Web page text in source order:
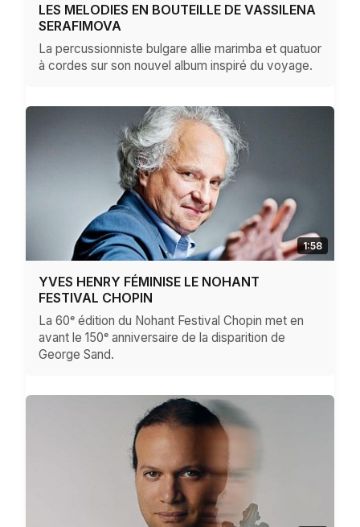
LES MELODIES EN BOUTEILLE DE VASSILENA
SERAFIMOVA
La percussionniste bulgare allie marimba et quatuor
à cordes sur son nouvel album inspiré du voyage.
1:58
YVES HENRY FÉMINISE LE NOHANT
FESTIVAL CHOPIN
La 60ᵉ édition du Nohant Festival Chopin met en
avant le 150ᵉ anniversaire de la disparition de
George Sand.